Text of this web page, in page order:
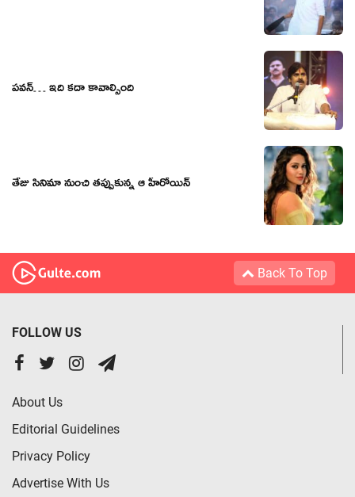
పవన్… ఇది కదా కావాల్సింది
తేజు సినిమా నుంచి తప్పుకున్న ఆ హీరోయిన్
Back To Top
FOLLOW US
About Us
Editorial Guidelines
Privacy Policy
Advertise With Us